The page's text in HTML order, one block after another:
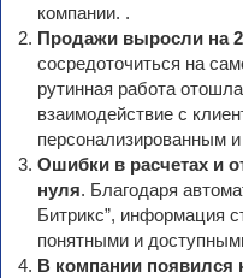
компании. .
Продажи выросли на
сосредоточиться на
рутинная работа
взаимодействие с
персонализированным
Ошибки в расчетах и
нуля. Благодаря
Битрикс”, информация
понятными и
В компании появился